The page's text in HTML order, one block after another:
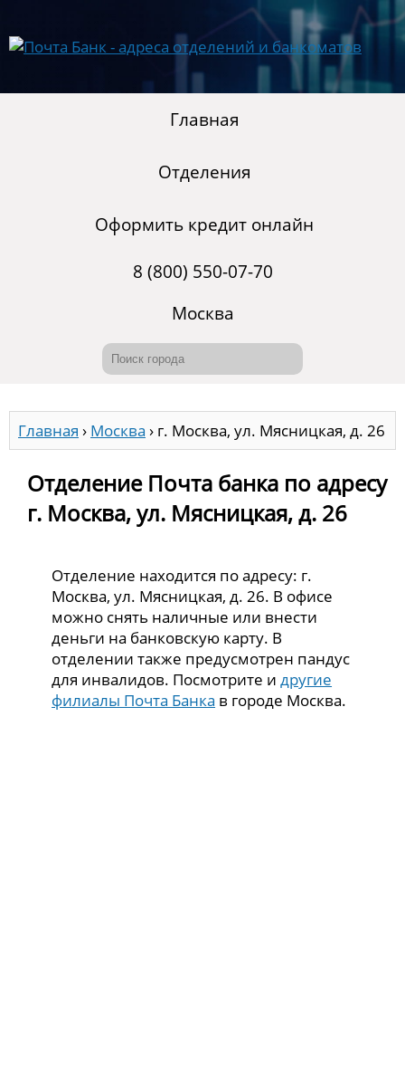
Главная
Отделения
Оформить кредит онлайн
8 (800) 550-07-70
Москва
Главная › Москва › г. Москва, ул. Мясницкая, д. 26
Отделение Почта банка по адресу
г. Москва, ул. Мясницкая, д. 26
Отделение находится по адресу: г.
Москва, ул. Мясницкая, д. 26. В офисе
можно снять наличные или внести
деньги на банковскую карту. В
отделении также предусмотрен пандус
для инвалидов. Посмотрите идругие
филиалы Почта Банка в городе Москва.